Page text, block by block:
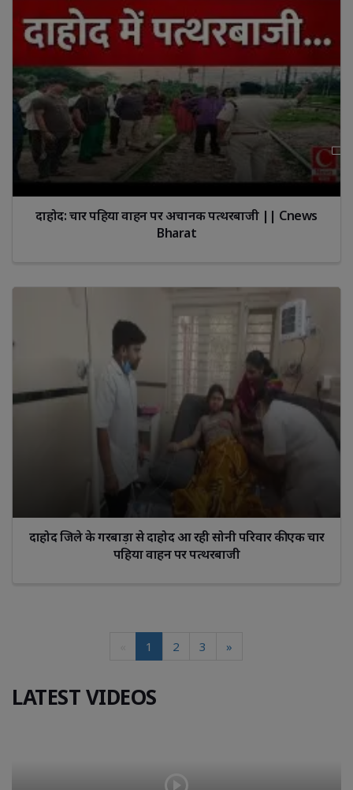
दाहोद: चार पहिया वाहन पर अचानक पत्थरबाजी || Cnews
Bharat
दाहोद जिले के गरबाड़ा से दाहोद आ रही सोनी परिवार की एक चार
पहिया वाहन पर पत्थरबाजी
1 2 3 »
LATEST VIDEOS